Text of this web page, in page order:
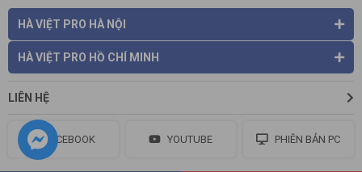
HÀ VIỆT PRO HÀ NỘI
HÀ VIỆT PRO HỒ CHÍ MINH
LIÊN HỆ
FACEBOOK YOUTUBE PHIÊN BẢN PC